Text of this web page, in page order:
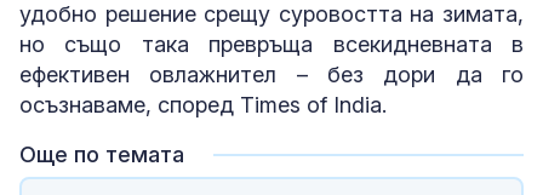
удобно решение срещу суровостта на зимата,
но също така превръща всекидневната в
ефективен овлажнител – без дори да го
осъзнаваме, според Times of India.
Още по темата